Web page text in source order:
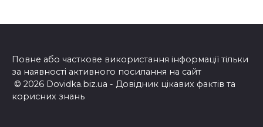
Повне або часткове використання інформації тільки
за наявності активного посилання на сайт
© 2026 Dovidka.biz.ua - Довідник цікавих фактів та
корисних знань